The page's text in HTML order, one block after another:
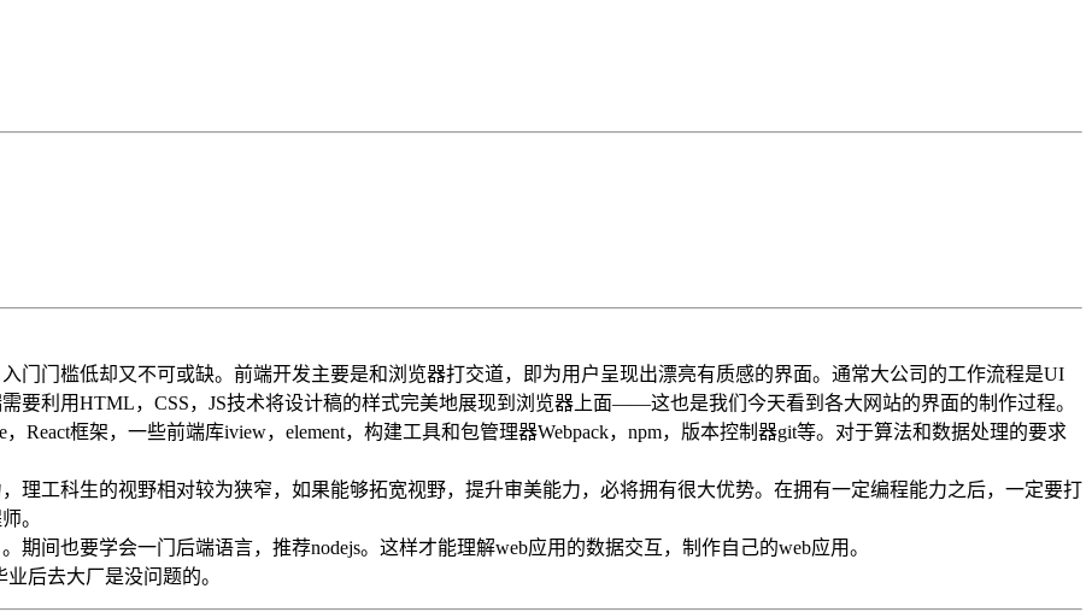
门门槛低却又不可或缺。前端开发主要是和浏览器打交道，即为用户呈现出漂亮有质感的界面。通常大公司的工作流程是UI
要利用HTML，CSS，JS技术将设计稿的样式完美地展现到浏览器上面——这也是我们今天看到各大网站的界面的制作过程。
React框架，一些前端库iview，element，构建工具和包管理器Webpack，npm，版本控制器git等。对于算法和数据处理的要求
理工科生的视野相对较为狭窄，如果能够拓宽视野，提升审美能力，必将拥有很大优势。在拥有一定编程能力之后，一定要打
。
间也要学会一门后端语言，推荐nodejs。这样才能理解web应用的数据交互，制作自己的web应用。
后去大厂是没问题的。